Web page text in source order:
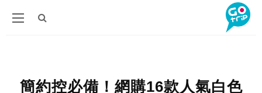
簡約控必備！網購16款人氣白色